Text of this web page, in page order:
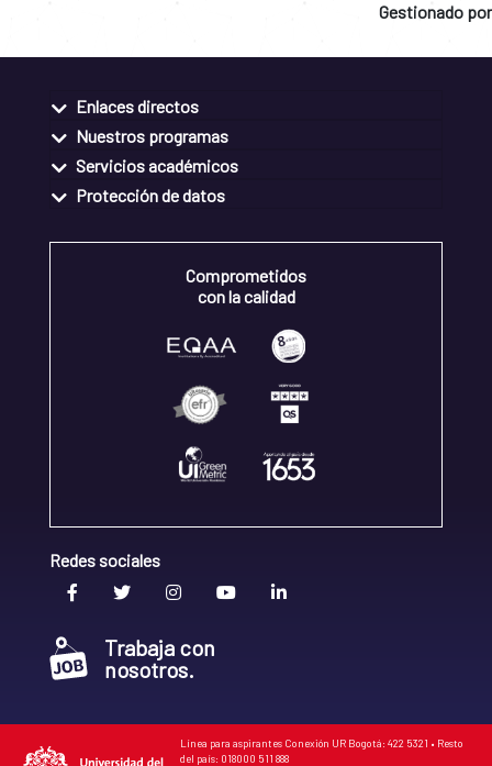
Gestionado por
Enlaces directos
Nuestros programas
Servicios académicos
Protección de datos
Comprometidos
con la calidad
Redes sociales
Trabaja con
nosotros.
Línea para aspirantes Conexión UR Bogotá: 422 5321 • Resto
del país: 018000 511 888